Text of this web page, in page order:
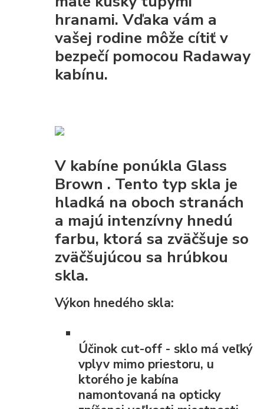
hranami. Vďaka vám a
vašej rodine môže cítiť v
bezpečí pomocou Radaway
kabínu.
V kabíne ponúkla Glass
Brown . Tento typ skla je
hladká na oboch stranách
a majú intenzívny hnedú
farbu, ktorá sa zväčšuje so
zväčšujúcou sa hrúbkou
skla.
Výkon hnedého skla:
Účinok cut-off - sklo má veľký
vplyv mimo priestoru, u
ktorého je kabína
namontovaná na opticky